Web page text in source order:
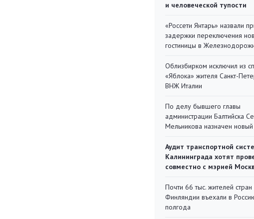
и человеческой тупости
«Россети Янтарь» назвали
задержки переключения
гостиницы в
Облизбирком исключил из
«Яблока» жителя Санкт-
ВНЖ Италии
По делу бывшего главы
администрации Балтийска
Мельникова назначен новый
Аудит транспортной
Калининграда хотят
совместно с мэрией
Почти 66 тыс. жителей стран
Финляндии въехали в
полгода